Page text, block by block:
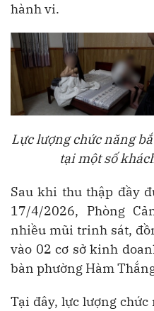
hành vi.
Lực lượng chức năng
tại một số
Sau khi thu thập đầy
17/4/2026, Phòng
nhiều mũi trinh sát,
vào 02 cơ sở kinh
bàn phường Hàm
Tại đây, lực lượng